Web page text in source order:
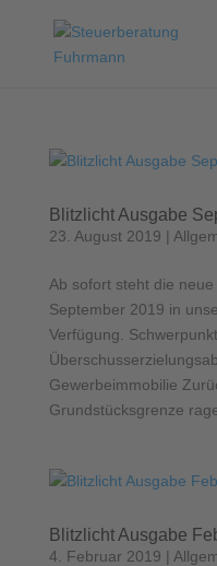
Blitzlicht Ausgabe
23. August 2019 |
Ab sofort steht die
September 2019 in
Verfügung.
Gewerbeimmobilie
Grundstücksgrenze
Blitzlicht Ausgabe
4. Februar 2019 |